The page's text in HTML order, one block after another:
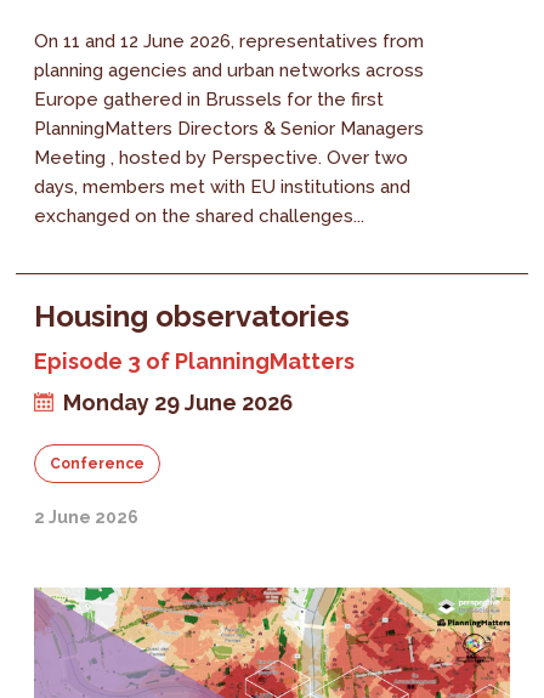
On 11 and 12 June 2026, representatives from
planning agencies and urban networks across
Europe gathered in Brussels for the first
PlanningMatters Directors & Senior Managers
Meeting , hosted by Perspective. Over two
days, members met with EU institutions and
exchanged on the shared challenges...
Housing observatories
Episode 3 of PlanningMatters
Monday 29 June 2026
Conference
2 June 2026